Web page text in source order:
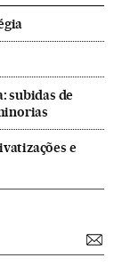
subidas de
e